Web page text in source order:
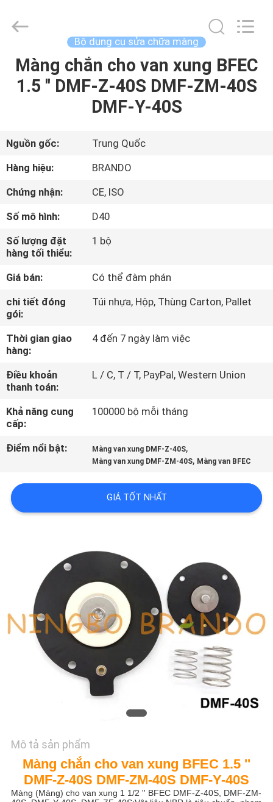
NHÀ
VỀ
CHÚNG
CHUYẾN
THAM
QUAN
NHÀ
KIỂM
SOÁT
CHẤT
LƯỢNG
HỆ
VỚI
CẦU
ĐẶT
SƠ
ĐỒ
TRANG
Brando
Hardware
Reserved.
Bộ dụng cụ sửa chữa màng
Màng chắn cho van xung BFEC
1.5 '' DMF-Z-40S DMF-ZM-40S
DMF-Y-40S
Nguồn gốc:
Trung Quốc
Hàng hiệu:
BRANDO
Chứng nhận:
CE, ISO
Số mô hình:
D40
Số lượng đặt
hàng tối thiểu:
1 bộ
Giá bán:
Có thể đàm phán
chi tiết đóng
gói:
Túi nhựa, Hộp, Thùng Carton, Pallet
Thời gian giao
hàng:
4 đến 7 ngày làm việc
Điều khoản
thanh toán:
L / C, T / T, PayPal, Western Union
Khả năng cung
cấp:
100000 bộ mỗi tháng
Điểm nổi bật: Màng van xung DMF-Z-40S,
Màng van xung DMF-ZM-40S, Màng van BFEC
GIÁ TỐT NHẤT
Mô tả sản phẩm
Màng chắn cho van xung BFEC 1.5 ''
DMF-Z-40S DMF-ZM-40S DMF-Y-40S
Màng (Màng) cho van xung 1 1/2 '' BFEC DMF-Z-40S, DMF-ZM-